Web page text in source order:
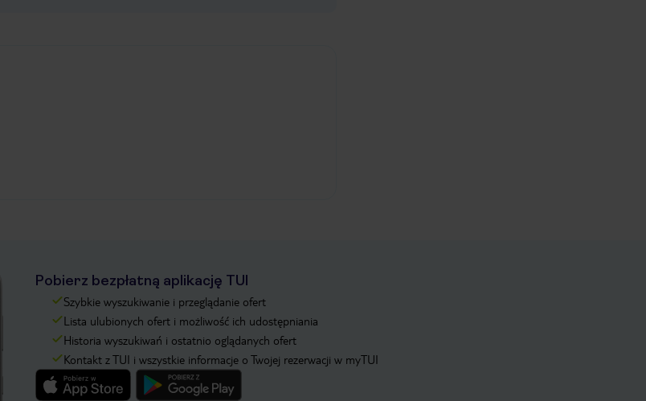
Pobierz bezpłatną aplikację TUI
Szybkie wyszukiwanie i przeglądanie ofert
Lista ulubionych ofert i możliwość ich udostępniania
Historia wyszukiwań i ostatnio oglądanych ofert
Kontakt z TUI i wszystkie informacje o Twojej rezerwacji w myTUI